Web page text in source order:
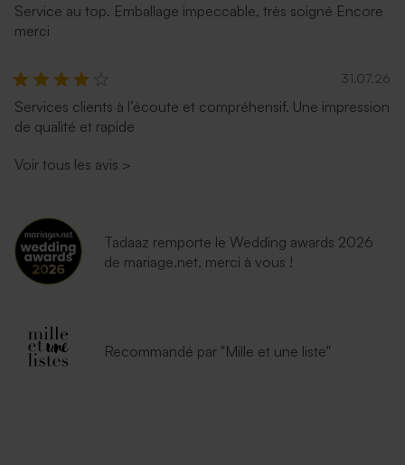
Service au top. Emballage impeccable, très soigné Encore
merci
31.07.26
Services clients à l’écoute et compréhensif. Une impression
de qualité et rapide
Voir tous les avis >
Tadaaz remporte le Wedding awards 2026
de mariage.net, merci à vous !
Recommandé par "Mille et une liste"